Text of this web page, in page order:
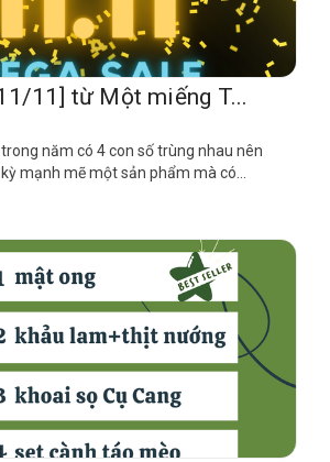
11] từ Một miếng T...
năm có 4 con số trùng nhau nên
mạnh mẽ một sản phẩm mà có...